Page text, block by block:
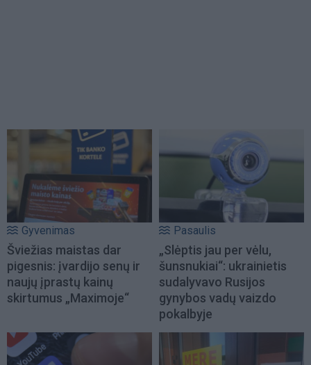
Gyvenimas
Šviežias maistas dar
pigesnis: įvardijo senų ir
naujų įprastų kainų
skirtumus „Maximoje“
Pasaulis
„Slėptis jau per vėlu,
šunsnukiai“: ukrainietis
sudalyvavo Rusijos
gynybos vadų vaizdo
pokalbyje